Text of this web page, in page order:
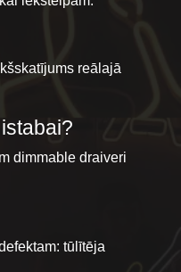
reālajā
dimmable draiveri
tūlītēja